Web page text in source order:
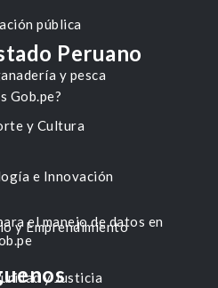
pública
y pesca
y Cultura
e Innovación
y Emprendimiento
y Justicia
Peruano
Gob.pe?
el manejo de datos en